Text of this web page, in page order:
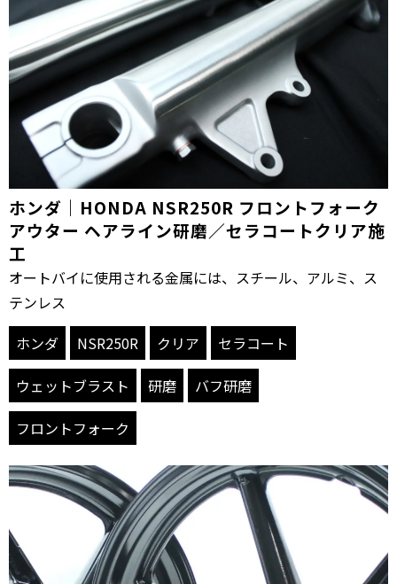
ホンダ｜HONDA NSR250R フロントフォーク
アウター ヘアライン研磨／セラコートクリア施
工
オートバイに使用される金属には、スチール、アルミ、ス
テンレス
ホンダ
NSR250R クリア
セラコート
ウェットブラスト
研磨
バフ研磨
フロントフォーク